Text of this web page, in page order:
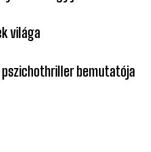
világa
bemutatója